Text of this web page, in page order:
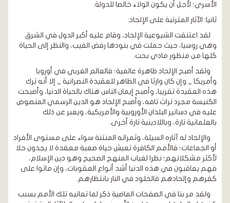
الأسري؛ لأجل أن يكون الولاء خالصا للدولة.
ثانيا: الآثار المترتبة على الإلحاد:
لقد اعتنقت الشيوعية الإلحاد، وقام عليه أكبر الدول في الشرق
وهي روسيا، حيث حملت في بنودها رفض الغيب، والنظر إلى الحياة
كلها من منظور مادي بحت.
ولقد أصبح الإلحاد ظاهرة عالمية؛ فالعالم الغربي في أوروبا
وأمريكا _ وإن كان وارثا في الظاهر للعقيدة النصرانية _ إلا أنه ترك
هذه العقيدة تقريبا، وأصبح إيمان الناس هناك بالحياة الدنيا، وأصبحت
الكنيسة مجرد تراث تافه، وأصبح الإلحاد هو الدين الرسمي المنصوص
عليه في دساتير البلدان الأوروبية والأمريكية، ويعبر عن ذلك
بالعلمانية تارة، وباللادينية تارة أخرى.
والإلحاد له آثاره السيئة، وثمراته المنتنة سواء على مستوى الأفراد
أو الجماعات؛ فالأمم الكافرة تعيش حياة صعبة معقدة لا يجدون حلا
لأكثر مشكلاتهم؛ نظرا لغياب المنهج الصحيح وهو دين الإسلام،
فهم يعاقبون في هذه الدنيا أشد أنواع العقوبات، وإن ماتوا على
كفرهم وإلحادهم فالخلود في النار بانتظارهم.
ولقد مر بنا في الصفحات الماضية ذكر لما تعانيه تلك الأمم بسبب